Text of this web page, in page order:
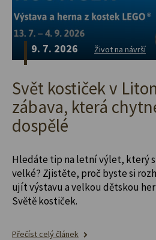
9. 7. 2026 Život na návrší
Svět kostiček v
zábava, která
dospělé
Hledáte tip na letní výlet, který
velké? Zjistěte, proč byste si
ujít výstavu a velkou dětskou
Světě kostiček.
Přečíst celý článek